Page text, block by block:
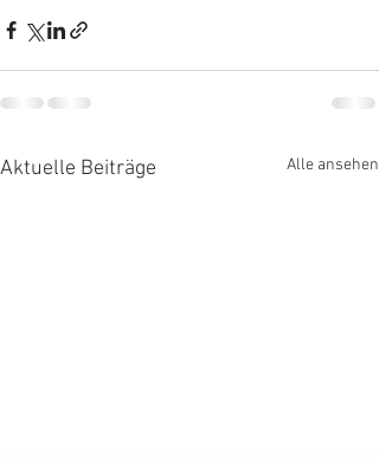
Aktuelle Beiträge Alle ansehen